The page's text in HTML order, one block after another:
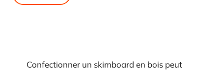
Confectionner un skimboard en bois peut